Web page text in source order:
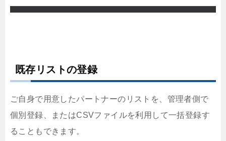
既存リストの登録
ご自身で用意したパートナーのリストを、管理者側で
個別登録、またはCSVファイルを利用して一括登録す
ることもできます。